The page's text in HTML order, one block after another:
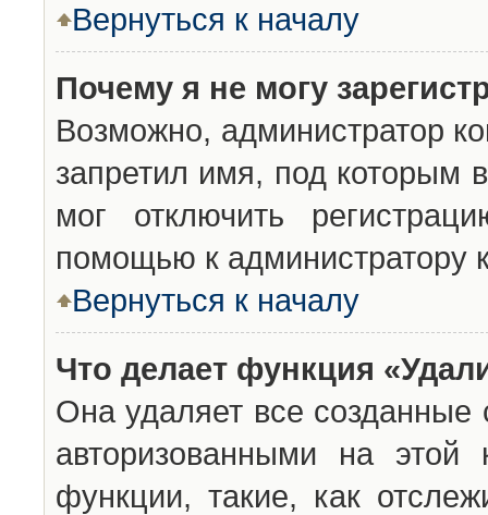
Вернуться к началу
Почему я не могу
Возможно, администратор
запретил имя, под которым
мог отключить
помощью к администратору
Вернуться к началу
Что делает функция
Она удаляет все созданные
авторизованными на
функции, такие, как